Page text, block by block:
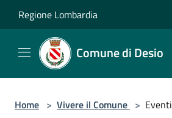
Regione Lombardia
Comune di Desio
Home > Vivere il Comune > Eventi